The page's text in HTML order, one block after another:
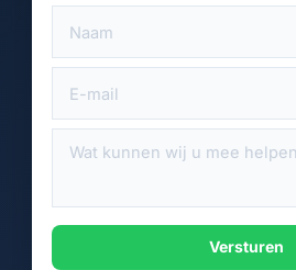
Versturen